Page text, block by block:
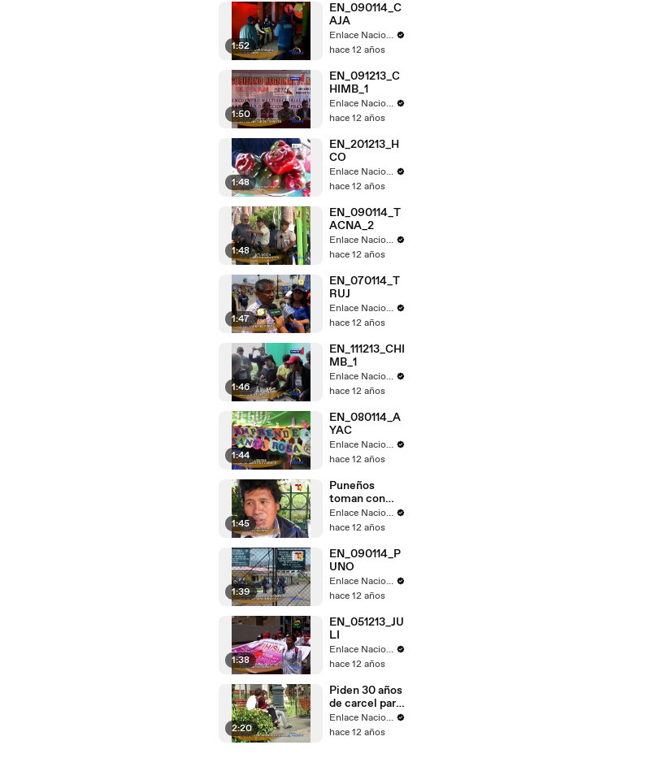
1:52
EN_090114_C
AJA
Enlace Nacional
hace 12 años
1:50
EN_091213_C
HIMB_1
Enlace Nacional
hace 12 años
1:48
EN_201213_H
CO
Enlace Nacional
hace 12 años
1:48
EN_090114_T
ACNA_2
Enlace Nacional
hace 12 años
1:47
EN_070114_T
RUJ
Enlace Nacional
hace 12 años
1:46
EN_111213_CHI
MB_1
Enlace Nacional
hace 12 años
1:44
EN_080114_A
YAC
Enlace Nacional
hace 12 años
1:45
Puneños
toman con
calma fallo de
La Haya
Enlace Nacional
hace 12 años
1:39
EN_090114_P
UNO
Enlace Nacional
hace 12 años
1:38
EN_051213_JU
LI
Enlace Nacional
hace 12 años
2:20
Piden 30 años
de carcel para
Gregorio
Santos
Enlace Nacional
hace 12 años